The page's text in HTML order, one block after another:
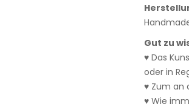
Gut zu
♥ Das
oder in
♥ Zum an
♥ Wie